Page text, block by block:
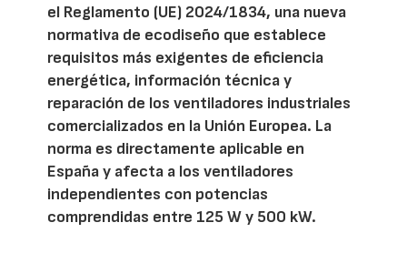
el Reglamento (UE) 2024/1834, una nueva
normativa de ecodiseño que establece
requisitos más exigentes de eficiencia
energética, información técnica y
reparación de los ventiladores industriales
comercializados en la Unión Europea. La
norma es directamente aplicable en
España y afecta a los ventiladores
independientes con potencias
comprendidas entre 125 W y 500 kW.